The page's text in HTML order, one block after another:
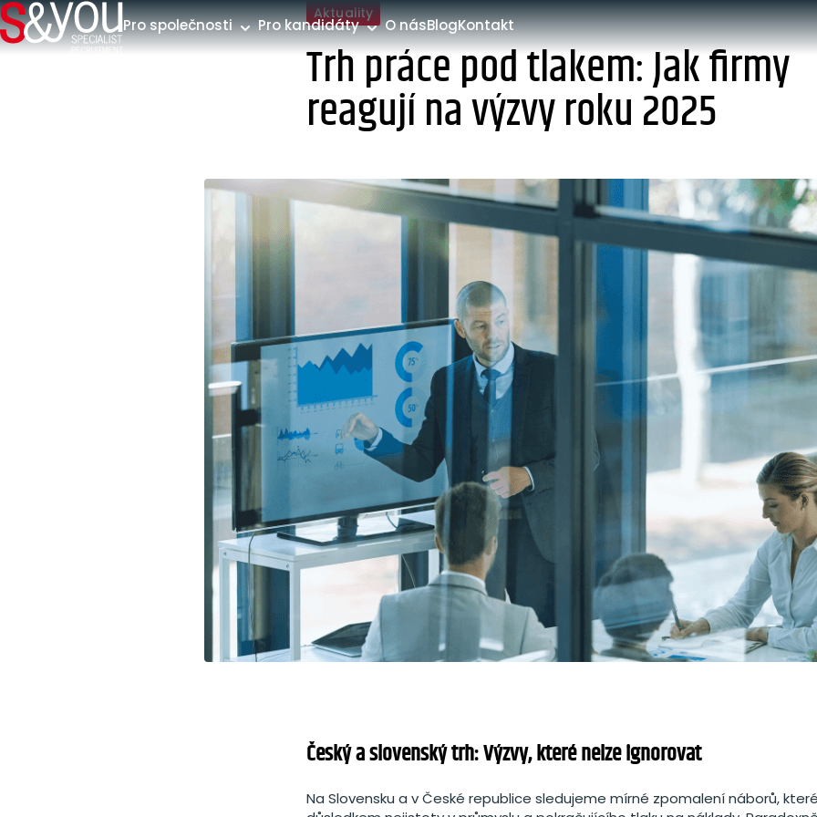
Přeskočit na obsah
Pro společnosti Pro kandidáty O násBlogKontakt
Aktuality
Trh práce pod tlakem: Jak firmy
reagují na výzvy roku 2025
Český a slovenský trh: Výzvy, které nelze ignorovat
Na Slovensku a v České republice sledujeme mírné zpomalení náborů,